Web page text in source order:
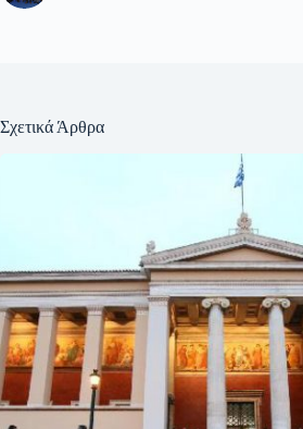
Σχετικά Άρθρα